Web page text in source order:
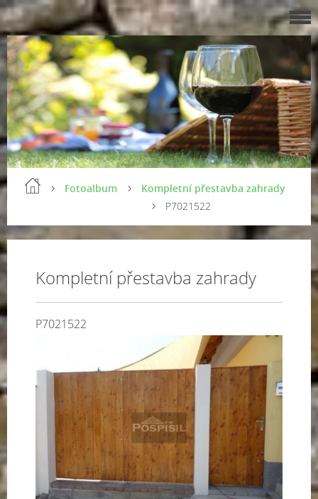
Fotoalbum
Kompletní přestavba zahrady
P7021522
Kompletní přestavba zahrady
P7021522